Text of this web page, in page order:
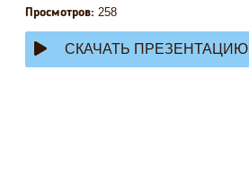
Просмотров: 258
СКАЧАТЬ ПРЕЗЕНТАЦИЮ